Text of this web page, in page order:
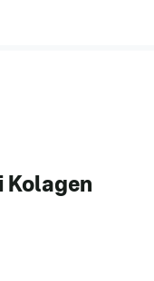
Kolagen